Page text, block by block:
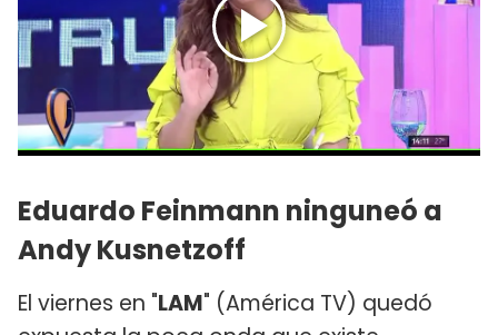
Eduardo Feinmann ninguneó a
Andy Kusnetzoff
El viernes en "LAM" (América TV) quedó